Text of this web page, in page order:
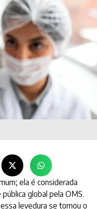
ela é considerada
global pela OMS.
levedura se tornou o